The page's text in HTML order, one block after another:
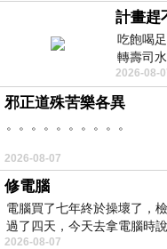
吃飽喝
轉壽司
2026-08-
邪正道殊苦樂各異
。。。。。。。。。。
2026-08-07
修電腦
電腦買了七年終於操壞了，
過了四天，今天去拿電腦時
2026-08-07